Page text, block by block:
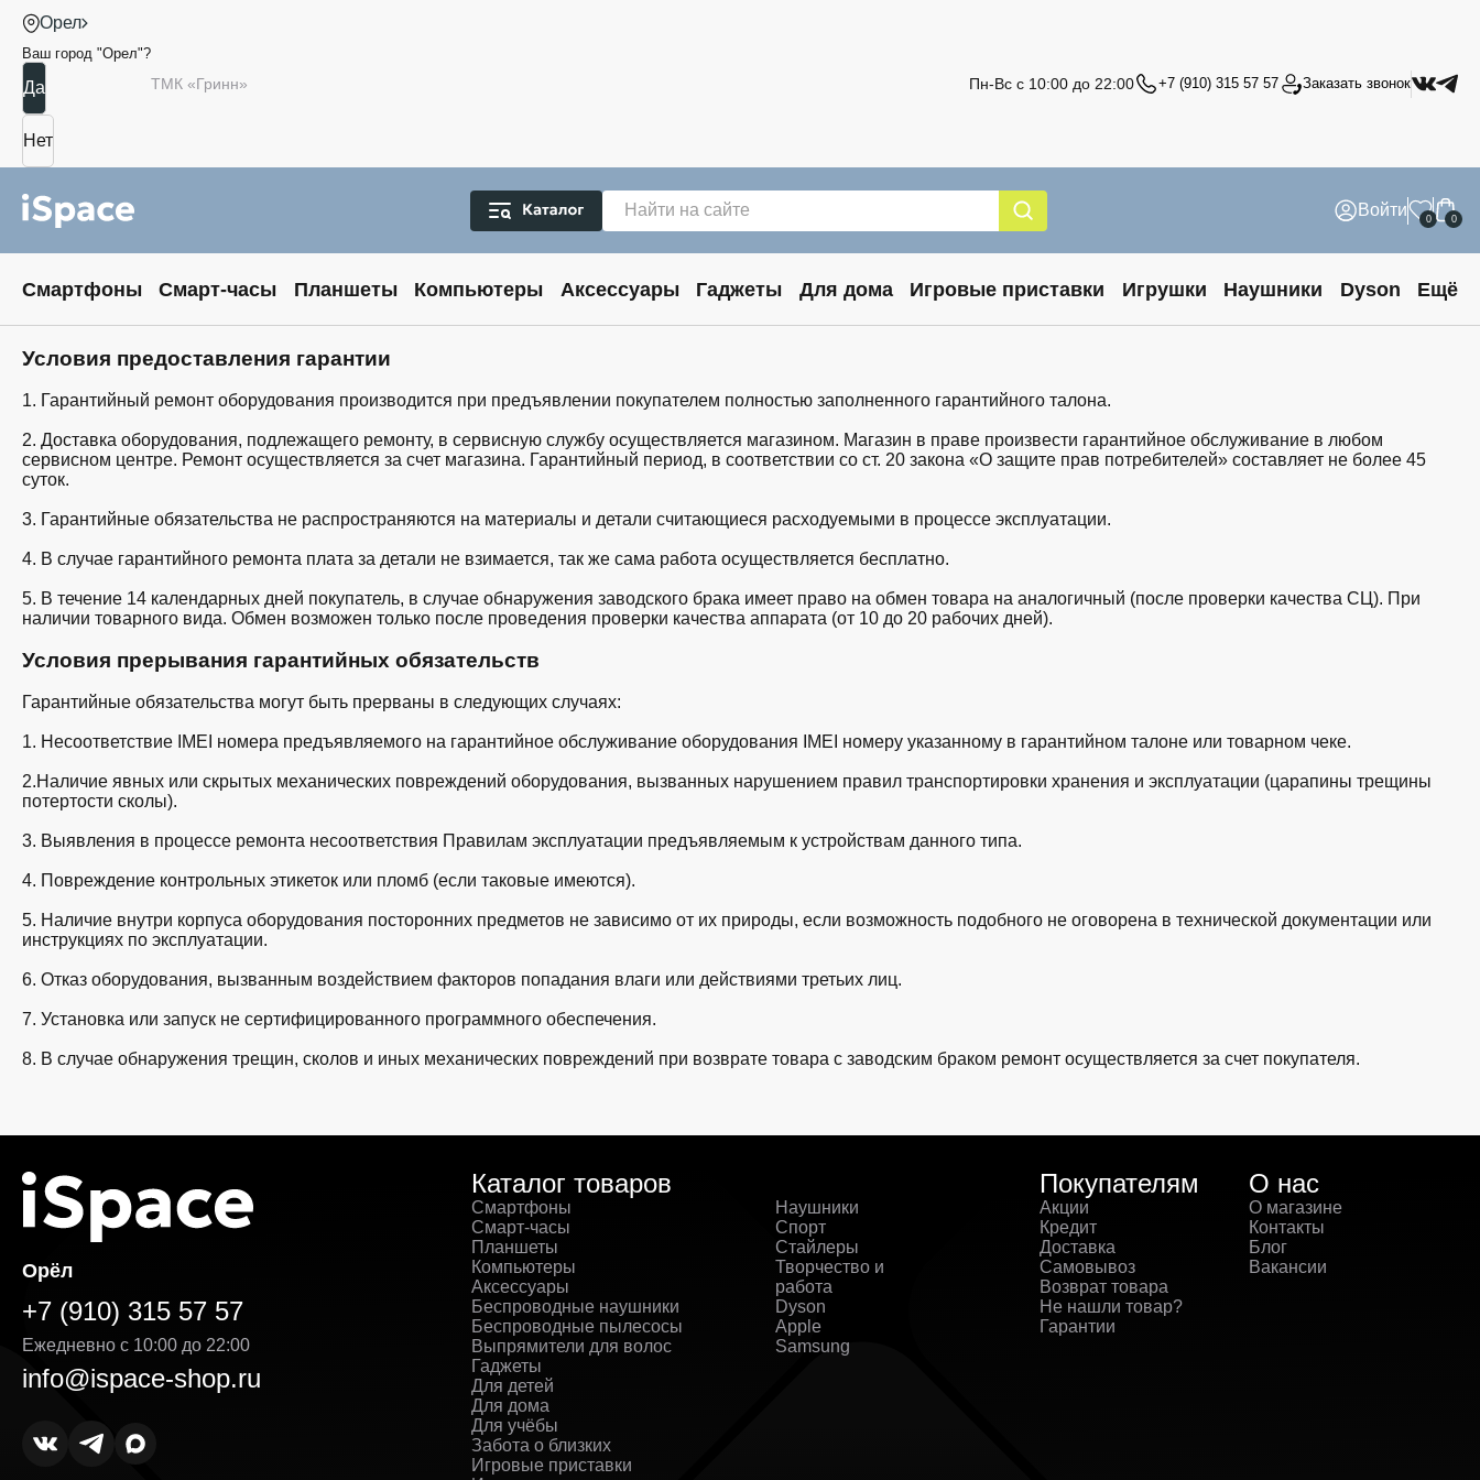
Орел
Ваш город "Орел"?
ТМК «Гринн» Пн-Вс с 10:00 до 22:00 +7 (910) 315 57 57 Заказать звонок
Войти 0 0
Смартфоны Смарт-часы Планшеты Компьютеры Аксессуары Гаджеты Для дома Игровые приставки Игрушки Наушники Dyson Ещё
Условия предоставления гарантии
1. Гарантийный ремонт оборудования производится при предъявлении покупателем полностью заполненного гарантийного талона.
2. Доставка оборудования, подлежащего ремонту, в сервисную службу осуществляется магазином. Магазин в праве произвести гарантийное обслуживание в любом
сервисном центре. Ремонт осуществляется за счет магазина. Гарантийный период, в соответствии со ст. 20 закона «О защите прав потребителей» составляет не более 45
суток.
3. Гарантийные обязательства не распространяются на материалы и детали считающиеся расходуемыми в процессе эксплуатации.
4. В случае гарантийного ремонта плата за детали не взимается, так же сама работа осуществляется бесплатно.
5. В течение 14 календарных дней покупатель, в случае обнаружения заводского брака имеет право на обмен товара на аналогичный (после проверки качества СЦ). При
наличии товарного вида. Обмен возможен только после проведения проверки качества аппарата (от 10 до 20 рабочих дней).
Условия прерывания гарантийных обязательств
Гарантийные обязательства могут быть прерваны в следующих случаях:
1. Несоответствие IMEI номера предъявляемого на гарантийное обслуживание оборудования IMEI номеру указанному в гарантийном талоне или товарном чеке.
2.Наличие явных или скрытых механических повреждений оборудования, вызванных нарушением правил транспортировки хранения и эксплуатации (царапины трещины
потертости сколы).
3. Выявления в процессе ремонта несоответствия Правилам эксплуатации предъявляемым к устройствам данного типа.
4. Повреждение контрольных этикеток или пломб (если таковые имеются).
5. Наличие внутри корпуса оборудования посторонних предметов не зависимо от их природы, если возможность подобного не оговорена в технической документации или
инструкциях по эксплуатации.
6. Отказ оборудования, вызванным воздействием факторов попадания влаги или действиями третьих лиц.
7. Установка или запуск не сертифицированного программного обеспечения.
8. В случае обнаружения трещин, сколов и иных механических повреждений при возврате товара с заводским браком ремонт осуществляется за счет покупателя.
Орёл
+7 (910) 315 57 57
Ежедневно с 10:00 до 22:00
info@ispace-shop.ru
Каталог товаров
Смартфоны
Смарт-часы
Планшеты
Компьютеры
Аксессуары
Беспроводные наушники
Беспроводные пылесосы
Выпрямители для волос
Гаджеты
Для детей
Для дома
Для учёбы
Забота о близких
Игровые приставки
Наушники
Спорт
Стайлеры
Творчество и
работа
Dyson
Apple
Samsung
Покупателям
Акции
Кредит
Доставка
Самовывоз
Возврат товара
Не нашли товар?
Гарантии
О нас
О магазине
Контакты
Блог
Вакансии